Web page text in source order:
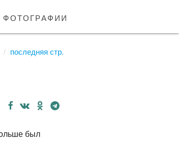
фотографии
последняя стр.
был